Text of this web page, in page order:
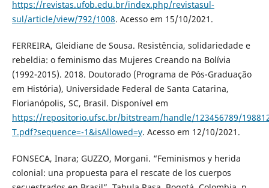
https://revistas.ufob.edu.br/index.php/revistasul-
sul/article/view/792/1008. Acesso em 15/10/2021.
FERREIRA, Gleidiane de Sousa. Resistência, solidariedade e
rebeldia: o feminismo das Mujeres Creando na Bolívia
(1992-2015). 2018. Doutorado (Programa de Pós-Graduação
em História), Universidade Federal de Santa Catarina,
Florianópolis, SC, Brasil. Disponível em
https://repositorio.ufsc.br/bitstream/handle/123456789/
T.pdf?sequence=-1&isAllowed=y. Acesso em 12/10/2021.
FONSECA, Inara; GUZZO, Morgani. “Feminismos y herida
colonial: una propuesta para el rescate de los cuerpos